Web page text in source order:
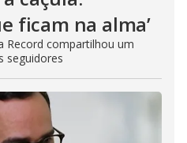
ficam na alma’
Record compartilhou um
seguidores